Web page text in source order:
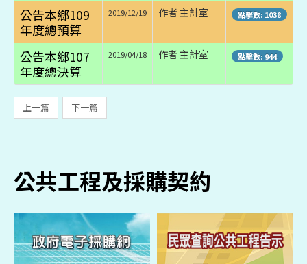
公告本鄉109
年度總預算
2019/12/19 作者 主計室 點擊數: 1038
公告本鄉107
年度總決算
2019/04/18 作者 主計室 點擊數: 944
上一篇 下一篇
公共工程及採購契約